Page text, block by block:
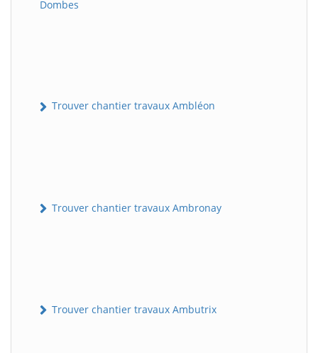
Dombes
Trouver chantier travaux Ambléon
Trouver chantier travaux Ambronay
Trouver chantier travaux Ambutrix